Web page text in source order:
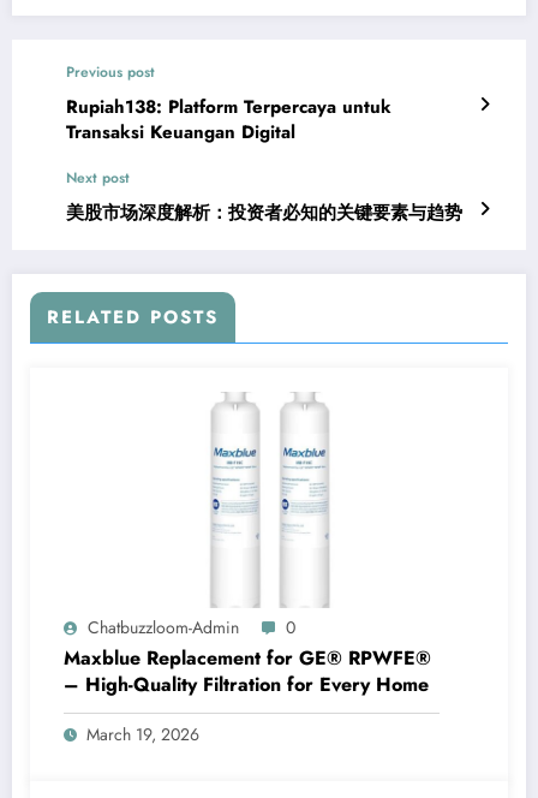
Previous post
Rupiah138: Platform Terpercaya untuk
Transaksi Keuangan Digital
Next post
美股市场深度解析：投资者必知的关键要素与趋势
RELATED POSTS
Chatbuzzloom-Admin 0
Maxblue Replacement for GE® RPWFE®
– High-Quality Filtration for Every Home
March 19, 2026